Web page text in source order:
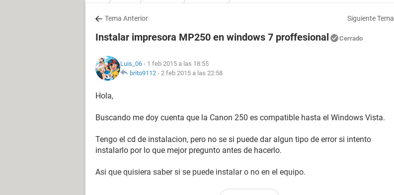
Tema Anterior Siguiente Tema
Instalar impresora MP250 en windows 7 proffesional Cerrado
Luis_06 - 1 feb 2015 a las 18:55
brito9112 - 2 feb 2015 a las 22:58
Hola,
Buscando me doy cuenta que la Canon 250 es compatible hasta el Windows Vista.
Tengo el cd de instalacion, pero no se si puede dar algun tipo de error si intento
instalarlo por lo que mejor pregunto antes de hacerlo.
Asi que quisiera saber si se puede instalar o no en el equipo.